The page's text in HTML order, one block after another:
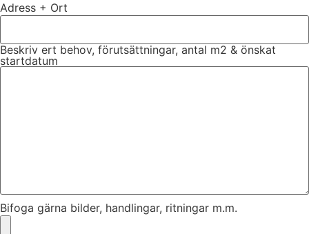
Adress + Ort
Beskriv ert behov, förutsättningar, antal m2 & önskat
startdatum
Bifoga gärna bilder, handlingar, ritningar m.m.